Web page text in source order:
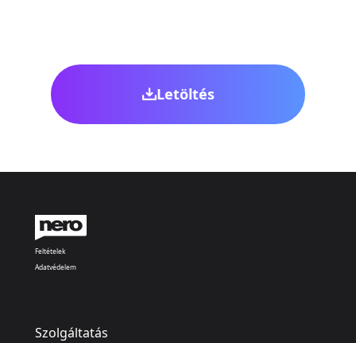
Letöltés
Feltételek
Adatvédelem
Szolgáltatás